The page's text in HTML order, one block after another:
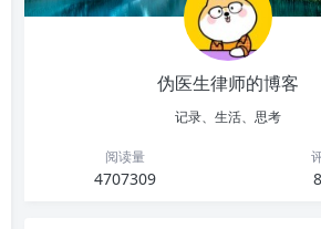
伪医生律师的博客
记录、生活、思考
阅读量
4707309